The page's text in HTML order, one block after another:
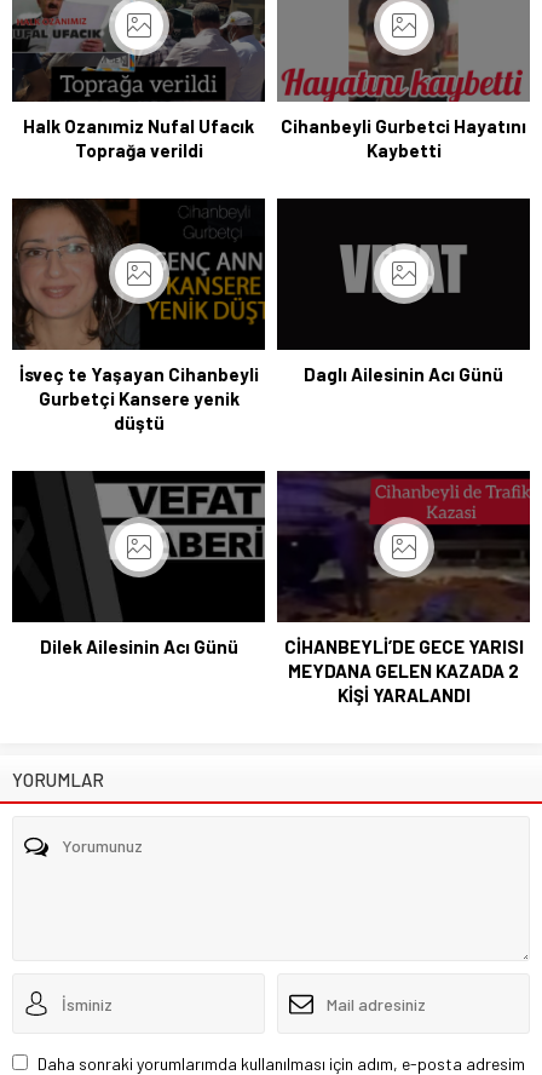
Halk Ozanımiz Nufal Ufacık
Toprağa verildi
Cihanbeyli Gurbetci Hayatını
Kaybetti
İsveç te Yaşayan Cihanbeyli
Gurbetçi Kansere yenik
düştü
Daglı Ailesinin Acı Günü
Dilek Ailesinin Acı Günü
CİHANBEYLİ’DE GECE YARISI
MEYDANA GELEN KAZADA 2
KİŞİ YARALANDI
YORUMLAR
Daha sonraki yorumlarımda kullanılması için adım, e-posta adresim